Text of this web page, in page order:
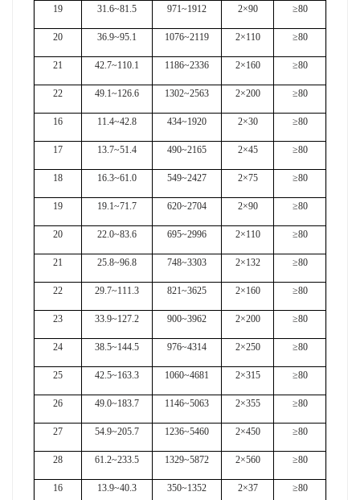
19 31.6~81.5 971~1912 2×90 ≥80
20 36.9~95.1 1076~2119 2×110 ≥80
21 42.7~110.1 1186~2336 2×160 ≥80
22 49.1~126.6 1302~2563 2×200 ≥80
16 11.4~42.8 434~1920 2×30 ≥80
17 13.7~51.4 490~2165 2×45 ≥80
18 16.3~61.0 549~2427 2×75 ≥80
19 19.1~71.7 620~2704 2×90 ≥80
20 22.0~83.6 695~2996 2×110 ≥80
21 25.8~96.8 748~3303 2×132 ≥80
22 29.7~111.3 821~3625 2×160 ≥80
23 33.9~127.2 900~3962 2×200 ≥80
24 38.5~144.5 976~4314 2×250 ≥80
25 42.5~163.3 1060~4681 2×315 ≥80
26 49.0~183.7 1146~5063 2×355 ≥80
27 54.9~205.7 1236~5460 2×450 ≥80
28 61.2~233.5 1329~5872 2×560 ≥80
16 13.9~40.3 350~1352 2×37 ≥80